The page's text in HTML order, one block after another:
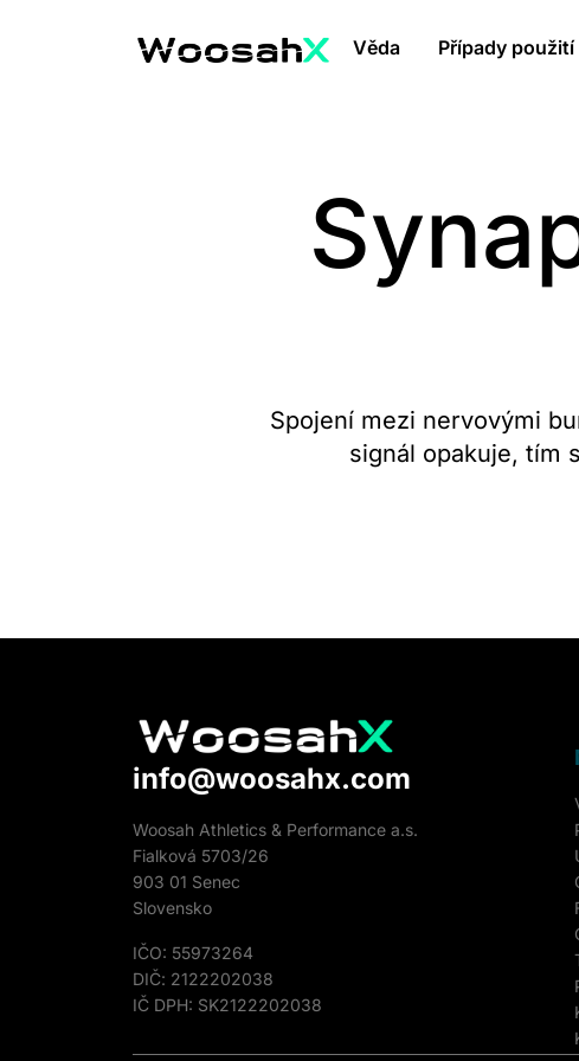
Věda Případy použití
Spojení mezi nervovými
signál opakuje, tím
info@woosahx.com
Woosah Athletics & Performance a.s.
Fialková 5703/26
903 01 Senec
Slovensko
IČO: 55973264
DIČ: 2122202038
IČ DPH: SK2122202038